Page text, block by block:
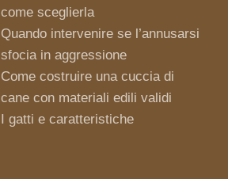
come sceglierla
Quando intervenire se l’annusarsi
sfocia in aggressione
Come costruire una cuccia di
cane con materiali edili validi
I gatti e caratteristiche